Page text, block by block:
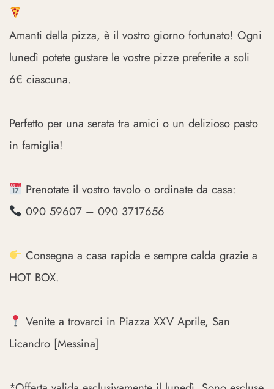
Amanti della pizza, è il vostro giorno fortunato! Ogni
lunedì potete gustare le vostre pizze preferite a soli
6€ ciascuna.
Perfetto per una serata tra amici o un delizioso pasto
in famiglia!
Prenotate il vostro tavolo o ordinate da casa:
090 59607 – 090 3717656
Consegna a casa rapida e sempre calda grazie a
HOT BOX.
Venite a trovarci in Piazza XXV Aprile, San
Licandro [Messina]